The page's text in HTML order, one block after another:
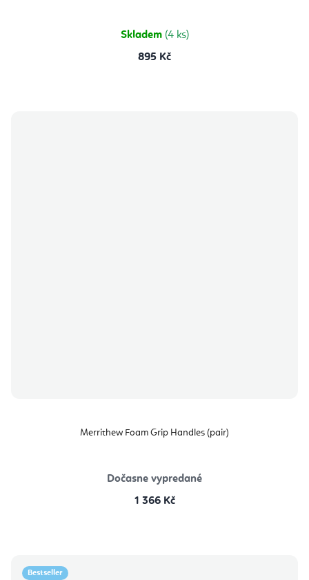
Skladem (4 ks)
895 Kč
Merrithew Foam Grip Handles (pair)
Dočasne vypredané
1 366 Kč
Bestseller